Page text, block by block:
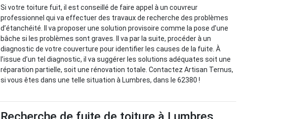
Si votre toiture fuit, il est conseillé de faire appel à un couvreur
professionnel qui va effectuer des travaux de recherche des problèmes
d’étanchéité. Il va proposer une solution provisoire comme la pose d’une
bâche si les problèmes sont graves. Il va par la suite, procéder à un
diagnostic de votre couverture pour identifier les causes de la fuite. À
l’issue d’un tel diagnostic, il va suggérer les solutions adéquates soit une
réparation partielle, soit une rénovation totale. Contactez Artisan Ternus,
si vous êtes dans une telle situation à Lumbres, dans le 62380 !